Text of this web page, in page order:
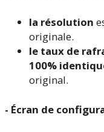
la résolution
originale.
le taux de
100%
original.
- Écran de